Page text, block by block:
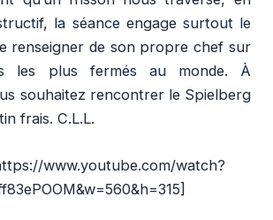
la séance engage surtout le
renseigner de son propre chef sur
les plus fermés au monde. À
souhaitez rencontrer le Spielberg
frais. C.L.L.
www.youtube.com/watch?